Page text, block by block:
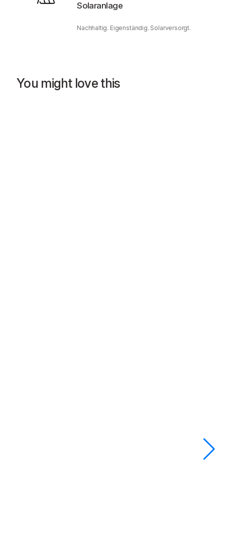
Solaranlage
Nachhaltig. Eigenständig. Solarversorgt.
You might love this